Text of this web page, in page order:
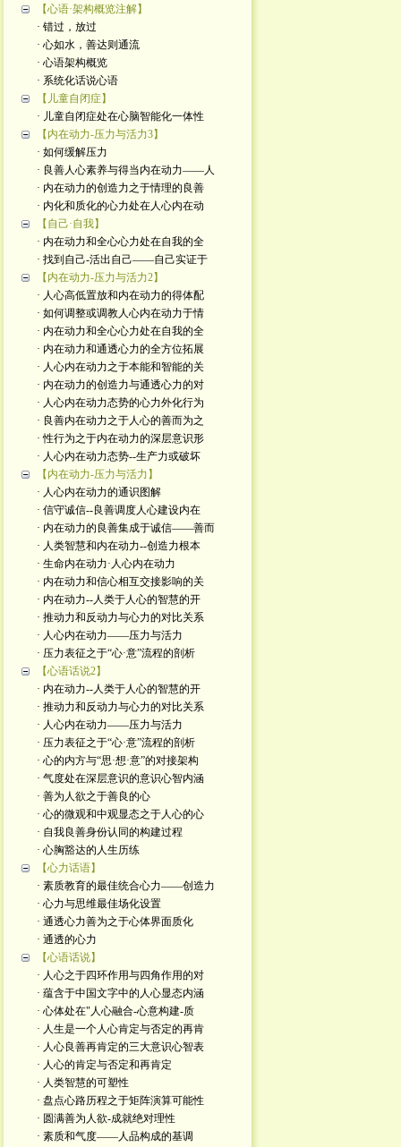
【心语·架构概览注解】
· 错过，放过
· 心如水，善达则通流
· 心语架构概览
· 系统化话说心语
【儿童自闭症】
· 儿童自闭症处在心脑智能化一体性
【内在动力-压力与活力3】
· 如何缓解压力
· 良善人心素养与得当内在动力——人
· 内在动力的创造力之于情理的良善
· 内化和质化的心力处在人心内在动
【自己·自我】
· 内在动力和全心心力处在自我的全
· 找到自己-活出自己——自己实证于
【内在动力-压力与活力2】
· 人心高低置放和内在动力的得体配
· 如何调整或调教人心内在动力于情
· 内在动力和全心心力处在自我的全
· 内在动力和通透心力的全方位拓展
· 人心内在动力之于本能和智能的关
· 内在动力的创造力与通透心力的对
· 人心内在动力态势的心力外化行为
· 良善内在动力之于人心的善而为之
· 性行为之于内在动力的深层意识形
· 人心内在动力态势--生产力或破坏
【内在动力-压力与活力】
· 人心内在动力的通识图解
· 信守诚信--良善调度人心建设内在
· 内在动力的良善集成于诚信——善而
· 人类智慧和内在动力--创造力根本
· 生命内在动力·人心内在动力
· 内在动力和信心相互交接影响的关
· 内在动力--人类于人心的智慧的开
· 推动力和反动力与心力的对比关系
· 人心内在动力——压力与活力
· 压力表征之于“心·意”流程的剖析
【心语话说2】
· 内在动力--人类于人心的智慧的开
· 推动力和反动力与心力的对比关系
· 人心内在动力——压力与活力
· 压力表征之于“心·意”流程的剖析
· 心的内方与“思·想·意”的对接架构
· 气度处在深层意识的意识心智内涵
· 善为人欲之于善良的心
· 心的微观和中观显态之于人心的心
· 自我良善身份认同的构建过程
· 心胸豁达的人生历练
【心力话语】
· 素质教育的最佳统合心力——创造力
· 心力与思维最佳场化设置
· 通透心力善为之于心体界面质化
· 通透的心力
【心语话说】
· 人心之于四环作用与四角作用的对
· 蕴含于中国文字中的人心显态内涵
· 心体处在"人心融合-心意构建-质
· 人生是一个人心肯定与否定的再肯
· 人心良善再肯定的三大意识心智表
· 人心的肯定与否定和再肯定
· 人类智慧的可塑性
· 盘点心路历程之于矩阵演算可能性
· 圆满善为人欲-成就绝对理性
· 素质和气度——人品构成的基调